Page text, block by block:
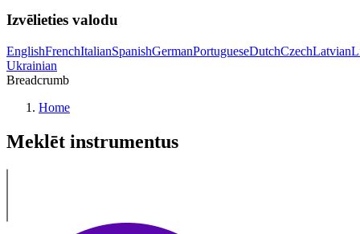
Izvēlieties valodu
EnglishFrenchItalianSpanishGermanPortugueseDutchCzechLatvian
Ukrainian
Breadcrumb
Home
Meklēt instrumentus